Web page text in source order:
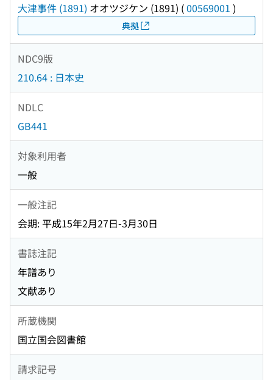
大津事件 (1891) オオツジケン (1891) (00569001 )
典拠
NDC9版
210.64 : 日本史
NDLC
GB441
対象利用者
一般
一般注記
会期: 平成15年2月27日-3月30日
書誌注記
年譜あり
文献あり
所蔵機関
国立国会図書館
請求記号